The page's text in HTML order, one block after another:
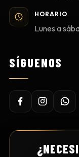
HORARIO
Lunes a
SÍGUENOS